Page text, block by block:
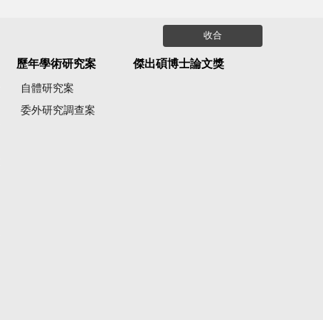
收合
歷年學術研究案
自體研究案
委外研究調查案
傑出碩博士論文獎